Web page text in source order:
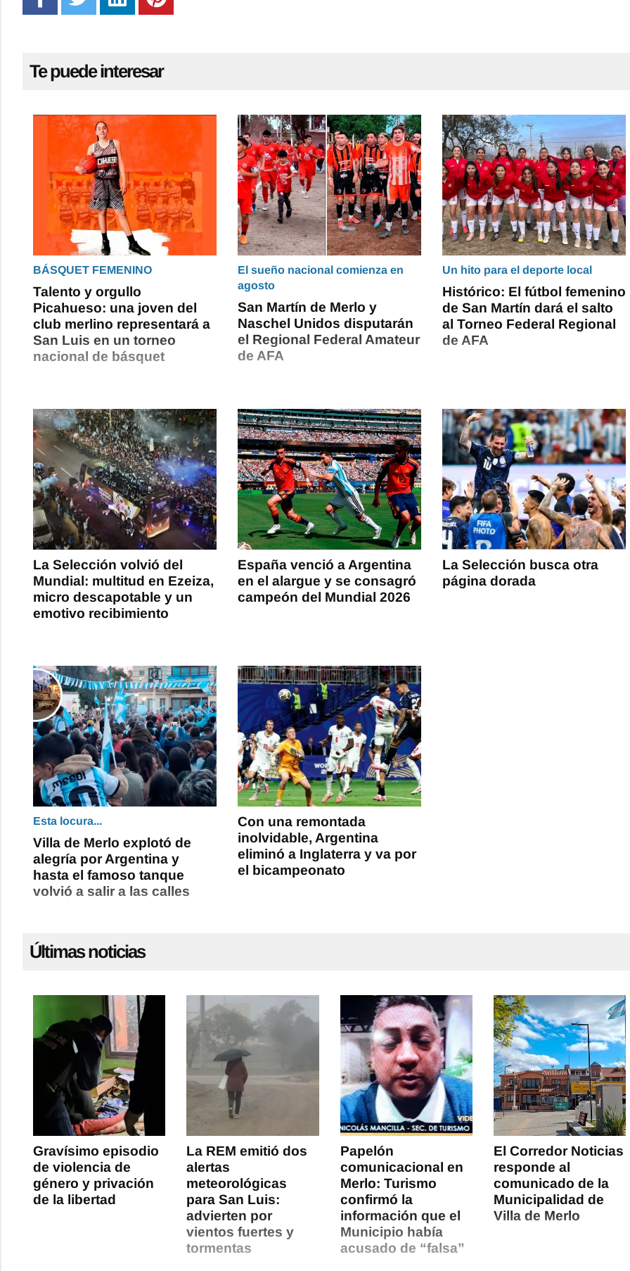
Te puede interesar
BÁSQUET FEMENINO
Talento y orgullo
Picahueso: una joven del
club merlino representará a
San Luis en un torneo
nacional de básquet
El sueño nacional comienza en
agosto
San Martín de Merlo y
Naschel Unidos disputarán
el Regional Federal Amateur
de AFA
Un hito para el deporte local
Histórico: El fútbol femenino
de San Martín dará el salto
al Torneo Federal Regional
de AFA
La Selección volvió del
Mundial: multitud en Ezeiza,
micro descapotable y un
emotivo recibimiento
España venció a Argentina
en el alargue y se consagró
campeón del Mundial 2026
La Selección busca otra
página dorada
Esta locura...
Villa de Merlo explotó de
alegría por Argentina y
hasta el famoso tanque
volvió a salir a las calles
Con una remontada
inolvidable, Argentina
eliminó a Inglaterra y va por
el bicampeonato
Últimas noticias
Gravísimo episodio
de violencia de
género y privación
de la libertad
La REM emitió dos
alertas
meteorológicas
para San Luis:
advierten por
vientos fuertes y
tormentas
Papelón
comunicacional en
Merlo: Turismo
confirmó la
información que el
Municipio había
acusado de “falsa”
El Corredor Noticias
responde al
comunicado de la
Municipalidad de
Villa de Merlo